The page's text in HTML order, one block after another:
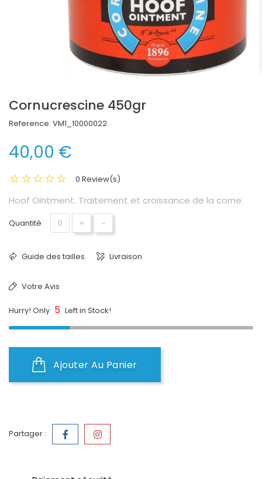
Cornucrescine 450gr
Reference: VM1_10000022
40,00 €
0 Review(s)
Hoof Ointment. Traitement et croissance de la corne.
Quantité + -
Guide des tailles Livraison
Votre Avis
Hurry! Only 5 Left in Stock!
Ajouter Au Panier
Partager :